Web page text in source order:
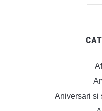
Aniversari si